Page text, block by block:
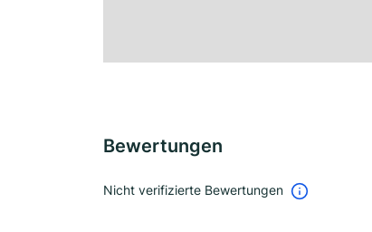
Bewertungen
Nicht verifizierte Bewertungen